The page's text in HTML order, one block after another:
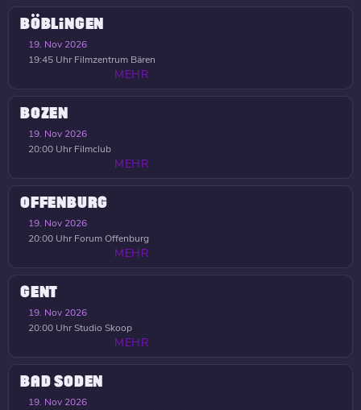
BÖBLINGEN
19. Nov 2026
19:45 Uhr Filmzentrum Bären
MEHR
BOZEN
19. Nov 2026
20:00 Uhr Filmclub
MEHR
OFFENBURG
19. Nov 2026
20:00 Uhr Forum Offenburg
MEHR
GENT
19. Nov 2026
20:00 UhrStudio Skoop
MEHR
BAD SODEN
19. Nov 2026